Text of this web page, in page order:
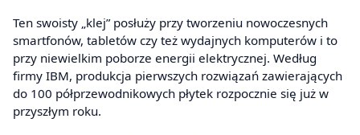
Ten swoisty „klej” posłuży przy tworzeniu nowoczesnych
smartfonów, tabletów czy też wydajnych komputerów i to
przy niewielkim poborze energii elektrycznej. Według
firmy IBM, produkcja pierwszych rozwiązań zawierających
do 100 półprzewodnikowych płytek rozpocznie się już w
przyszłym roku.